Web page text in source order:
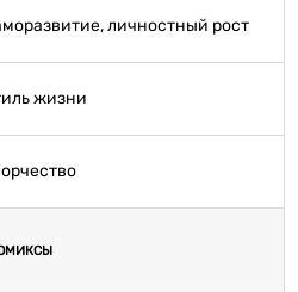
личностный рост
жизни